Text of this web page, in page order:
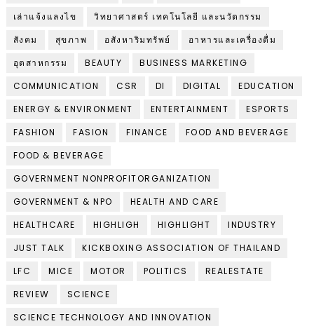
เล่าแจ้งแลงไข
วิทยาศาสตร์ เทคโนโลยี และนวัตกรรม
สังคม
สุขภาพ อสังหาริมทรัพย์
อาหารและเครื่องดื่ม
อุตสาหกรรม
BEAUTY
BUSINESS MARKETING
COMMUNICATION
CSR DI DIGITAL
EDUCATION
ENERGY & ENVIRONMENT
ENTERTAINMENT
ESPORTS
FASHION
FASION FINANCE
FOOD AND BEVERAGE
FOOD & BEVERAGE
GOVERNMENT NONPROFITORGANIZATION
GOVERNMENT & NPO
HEALTH AND CARE
HEALTHCARE
HIGHLIGH HIGHLIGHT
INDUSTRY
JUST TALK
KICKBOXING ASSOCIATION OF THAILAND
LFC
MICE MOTOR POLITICS
REALESTATE
REVIEW
SCIENCE
SCIENCE TECHNOLOGY AND INNOVATION